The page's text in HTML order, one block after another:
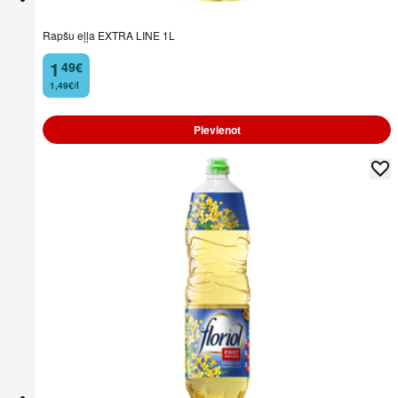
Rapšu eļļa EXTRA LINE 1L
1
. 49€
1,49€/l
Pievienot